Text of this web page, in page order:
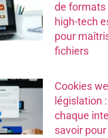
de formats
high-tech
pour
fichiers
Cookies
législation
chaque
savoir